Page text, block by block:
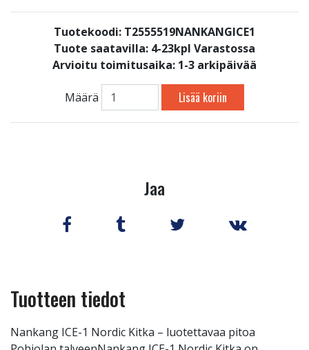
Tuotekoodi: T2555519NANKANGICE1
Tuote saatavilla: 4-23kpl Varastossa
Arvioitu toimitusaika: 1-3 arkipäivää
Määrä Lisää koriin
Jaa
Tuotteen tiedot
Nankang ICE-1 Nordic Kitka – luotettavaa pitoa